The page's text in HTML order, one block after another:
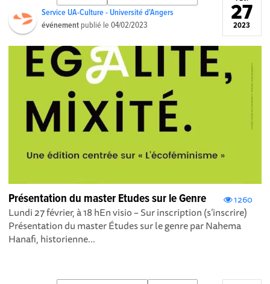
Service UA-Culture - Université d'Angers
événement publié le04/02/2023 27
2023
1260
Présentation du master Etudes sur le Genre
Lundi 27 février, à 18 hEn visio – Sur inscription (s’inscrire)
Présentation du master Études sur le genre par Nahema
Hanafi, historienne...